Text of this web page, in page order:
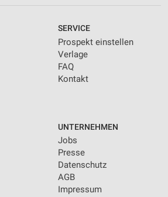
SERVICE
Prospekt einstellen
Verlage
FAQ
Kontakt
UNTERNEHMEN
Jobs
Presse
Datenschutz
AGB
Impressum